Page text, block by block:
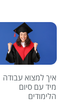
איך למצוא עבודה
מיד עם סיום
הלימודים